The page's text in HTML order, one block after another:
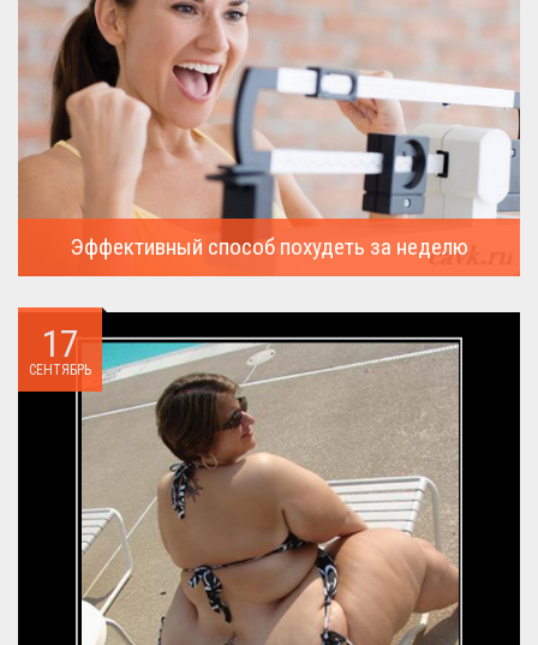
Эффективный способ похудеть за неделю
всегда...
17
СЕНТЯБРЬ